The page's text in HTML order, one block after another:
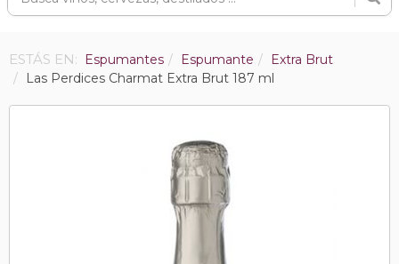
ESTÁS EN: Espumantes Espumante
Extra Brut
Las Perdices Charmat Extra Brut 187 ml